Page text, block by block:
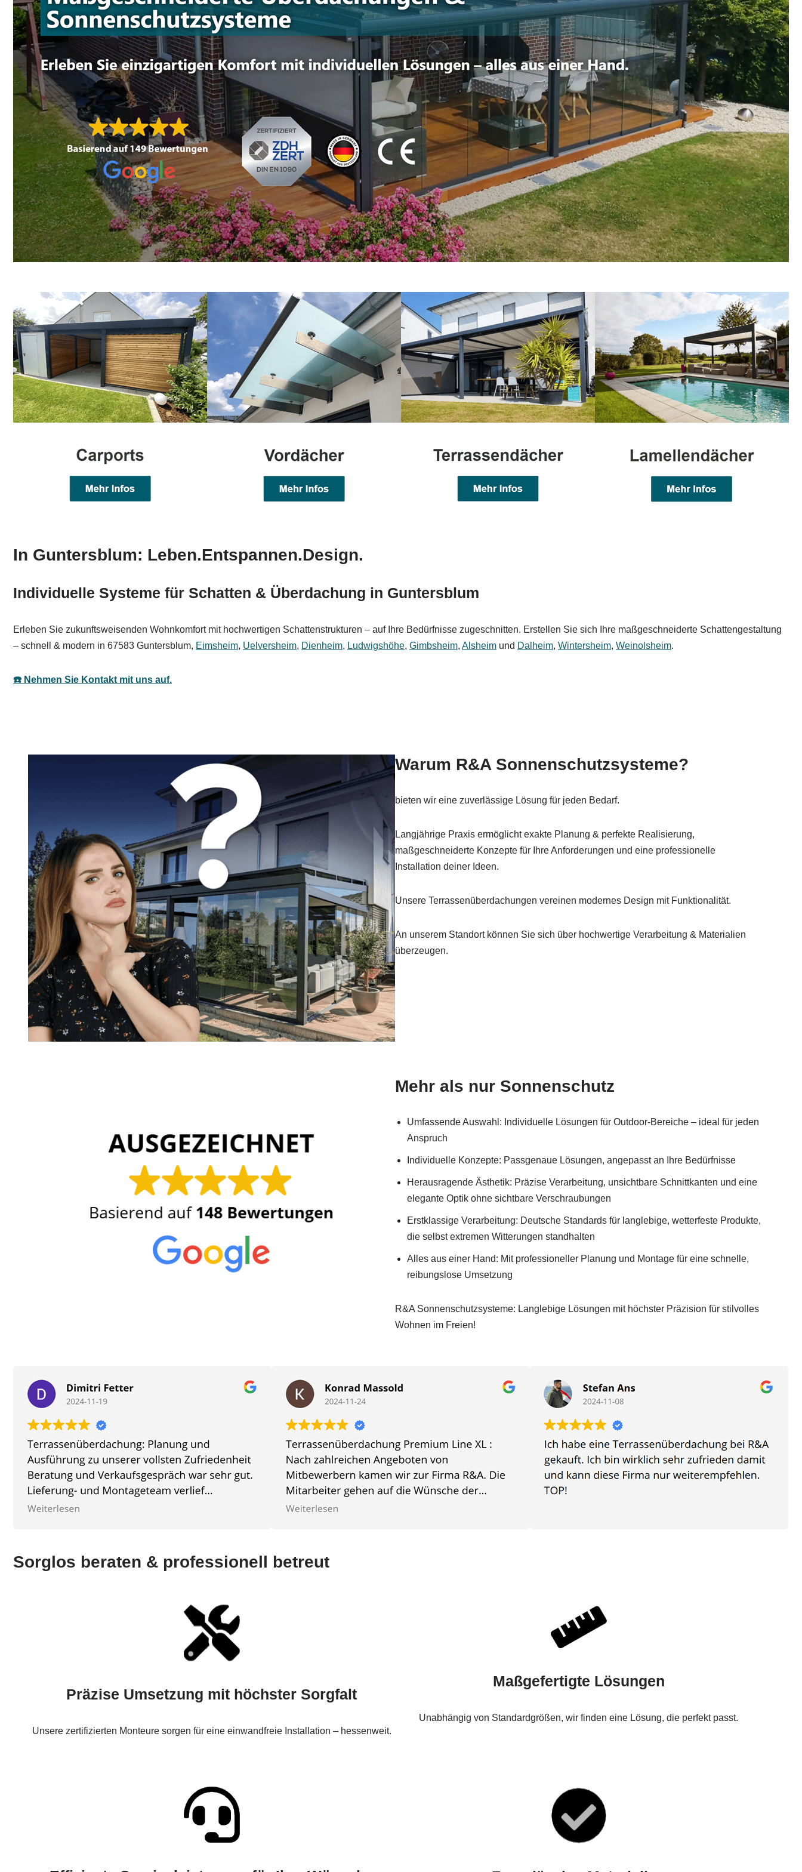
In Guntersblum: Leben.Entspannen.Design.
Individuelle Systeme für Schatten & Überdachung in Guntersblum
Erleben Sie zukunftsweisenden Wohnkomfort mit hochwertigen Schattenstrukturen – auf Ihre Bedürfnisse zugeschnitten. Erstellen Sie sich Ihre maßgeschneiderte Schattengestaltung
– schnell & modern in 67583 Guntersblum, Eimsheim, Uelversheim, Dienheim, Ludwigshöhe, Gimbsheim, Alsheim und Dalheim, Wintersheim, Weinolsheim.
☎️ Nehmen Sie Kontakt mit uns auf.
Warum R&A Sonnenschutzsysteme?
bieten wir eine zuverlässige Lösung für jeden Bedarf.
Langjährige Praxis ermöglicht exakte Planung & perfekte Realisierung,
maßgeschneiderte Konzepte für Ihre Anforderungen und eine professionelle
Installation deiner Ideen.
Unsere Terrassenüberdachungen vereinen modernes Design mit Funktionalität.
An unserem Standort können Sie sich über hochwertige Verarbeitung & Materialien
überzeugen.
Mehr als nur Sonnenschutz
Umfassende Auswahl: Individuelle Lösungen für Outdoor-Bereiche – ideal für jeden
Anspruch
Individuelle Konzepte: Passgenaue Lösungen, angepasst an Ihre Bedürfnisse
Herausragende Ästhetik: Präzise Verarbeitung, unsichtbare Schnittkanten und eine
elegante Optik ohne sichtbare Verschraubungen
Erstklassige Verarbeitung: Deutsche Standards für langlebige, wetterfeste Produkte,
die selbst extremen Witterungen standhalten
Alles aus einer Hand: Mit professioneller Planung und Montage für eine schnelle,
reibungslose Umsetzung
R&A Sonnenschutzsysteme: Langlebige Lösungen mit höchster Präzision für stilvolles
Wohnen im Freien!
Sorglos beraten & professionell betreut
Präzise Umsetzung mit höchster Sorgfalt
Unsere zertifizierten Monteure sorgen für eine einwandfreie Installation – hessenweit.
Maßgefertigte Lösungen
Unabhängig von Standardgrößen, wir finden eine Lösung, die perfekt passt.